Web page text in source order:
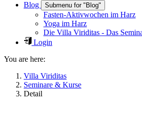
Blog
Submenu for "Blog"
Fasten-Aktivwochen im Harz
Yoga im Harz
Die Villa Viriditas - Das
Login
You are here:
Villa Viriditas
Seminare & Kurse
Detail